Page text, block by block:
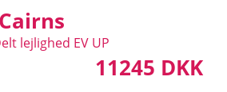
lejlighed EV UP
11245 DKK